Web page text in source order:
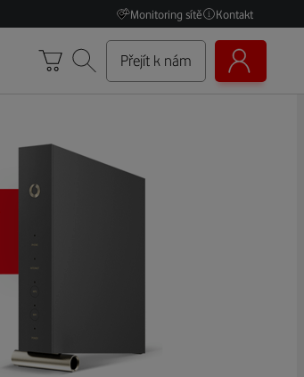
Monitoring sítě Kontakt
Přejít k nám